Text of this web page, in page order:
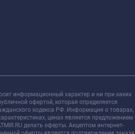
информационный характер и ни при каких
офертой, которая определяется
кодекса РФ. Информация о товарах,
ценах является предложением
делать оферты. Акцептом интернет-